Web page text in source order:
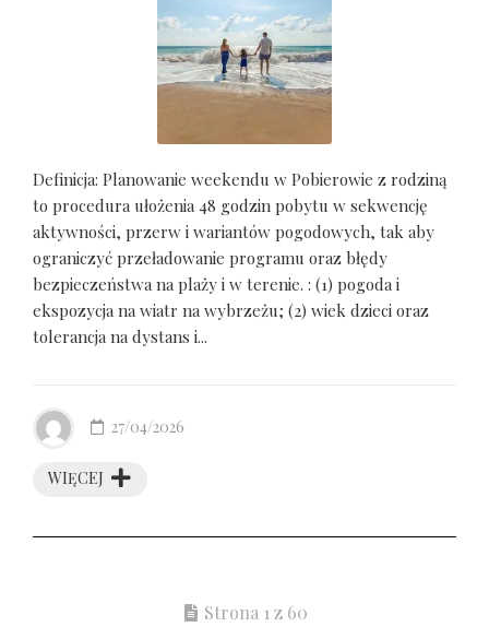
Definicja: Planowanie weekendu w Pobierowie z rodziną
to procedura ułożenia 48 godzin pobytu w sekwencję
aktywności, przerw i wariantów pogodowych, tak aby
ograniczyć przeładowanie programu oraz błędy
bezpieczeństwa na plaży i w terenie. : (1) pogoda i
ekspozycja na wiatr na wybrzeżu; (2) wiek dzieci oraz
tolerancja na dystans i...
WIĘCEJ
27/04/2026
Strona 1 z 60